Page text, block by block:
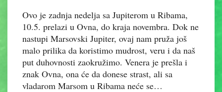
Ovo je zadnja nedelja sa Jupiterom u Ribama,
10.5. prelazi u Ovna, do kraja novembra. Dok ne
nastupi Marsovski Jupiter, ovaj nam pruža još
malo prilika da koristimo mudrost, veru i da naš
put duhovnosti zaokružimo. Venera je prešla i
znak Ovna, ona će da donese strast, ali sa
vladarom Marsom u Ribama neće se…